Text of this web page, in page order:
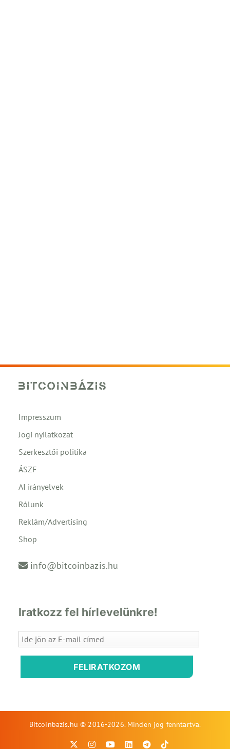
Impresszum
Jogi nyilatkozat
Szerkesztői politika
ÁSZF
AI irányelvek
Rólunk
Reklám/Advertising
Shop
info@bitcoinbazis.hu
Iratkozz fel hírlevelünkre!
FELIRATKOZOM
Bitcoinbazis.hu © 2016-2026. Minden jog fenntartva.